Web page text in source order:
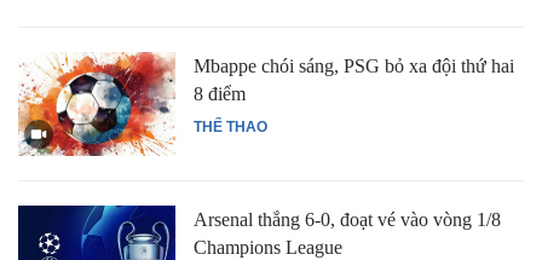
THỂ THAO
Mbappe chói sáng, PSG bỏ xa đội thứ hai
8 điểm
Arsenal thắng 6-0, đoạt vé vào vòng 1/8
Champions League